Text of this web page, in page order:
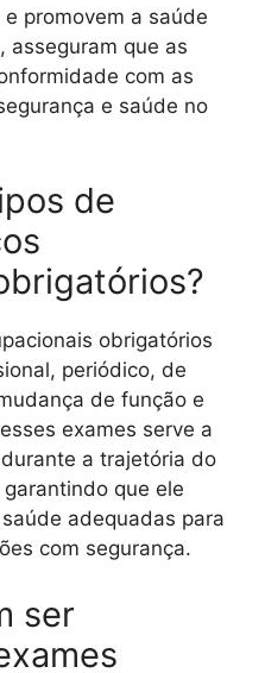
promovem a saúde
asseguram que as
com as
e saúde no
de
obrigatórios
periódico, de
de função e
exames serve a
a trajetória do
que ele
adequadas para
com segurança.
ser